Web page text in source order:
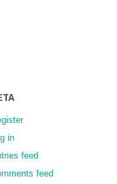
in
feed
feed